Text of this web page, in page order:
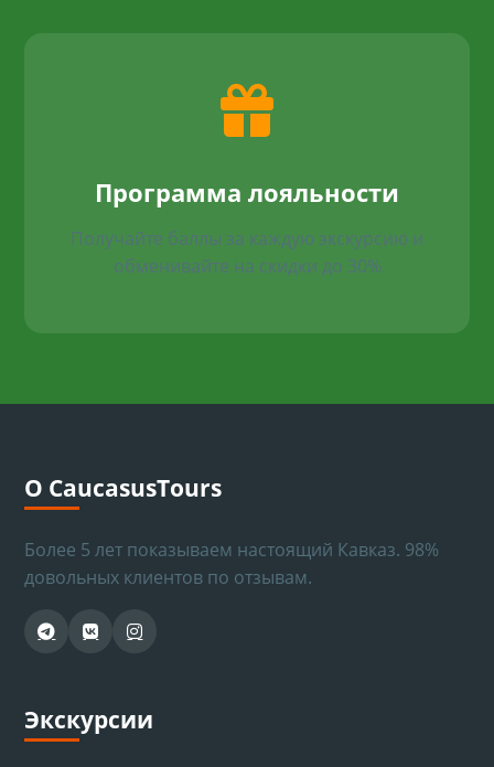
Программа лояльности
Получайте баллы за каждую экскурсию и
обменивайте на скидки до 30%
О CaucasusTours
Более 5 лет показываем настоящий Кавказ. 98%
довольных клиентов по отзывам.
Экскурсии